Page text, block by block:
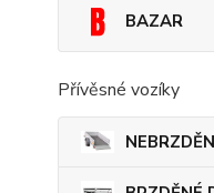
BAZAR
Přívěsné vozíky